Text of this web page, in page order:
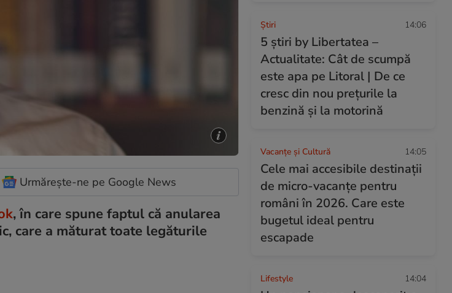
Urmărește-ne pe Google News
, în care spune faptul că anularea
care a măturat toate legăturile
Ştiri 14:06
5 știri by Libertatea –
Actualitate: Cât de scumpă
este apa pe Litoral | De ce
cresc din nou prețurile la
benzină și la motorină
Vacanțe și Cultură 14:05
Cele mai accesibile destinații
de micro-vacanțe pentru
români în 2026. Care este
bugetul ideal pentru
escapade
Lifestyle 14:04